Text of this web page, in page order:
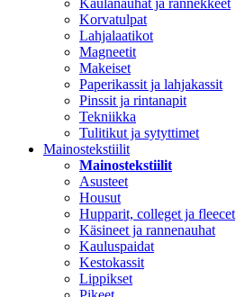
Kaulanauhat ja rannekkeet
Korvatulpat
Lahjalaatikot
Magneetit
Makeiset
Paperikassit ja lahjakassit
Pinssit ja rintanapit
Tekniikka
Tulitikut ja sytyttimet
Mainostekstiilit
Mainostekstiilit
Asusteet
Housut
Hupparit, colleget ja fleecet
Käsineet ja rannenauhat
Kauluspaidat
Kestokassit
Lippikset